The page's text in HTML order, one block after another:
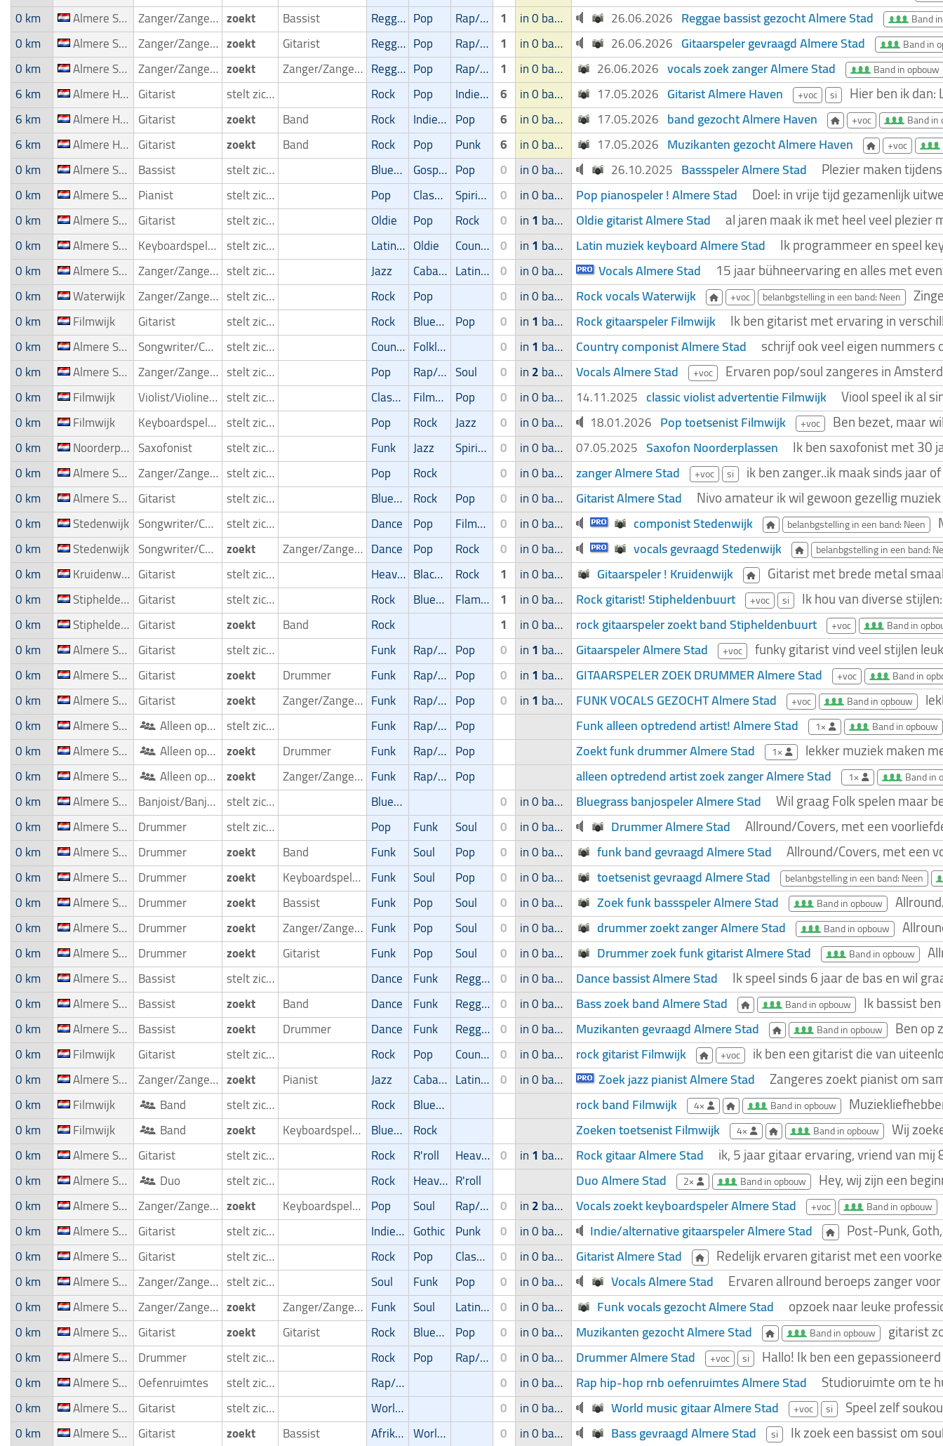
0 km Almere Stad Zanger/Zangeres zoekt Bassist Reggae Pop Rap/Hip-Hop/RnB 1 in 0 band 26.06.2026 Reggae bassist gezocht Almere Stad Band
0 km Almere Stad Zanger/Zangeres zoekt Gitarist Reggae Pop Rap/Hip-Hop/RnB 1 in 0 band 26.06.2026 Gitaarspeler gevraagd Almere Stad Band in
0 km Almere Stad Zanger/Zangeres zoekt Zanger/Zangeres Reggae Pop Rap/Hip-Hop/RnB 1 in 0 band 26.06.2026 vocals zoek zanger Almere Stad Band in opbouw
6 km Almere Haven Gitarist stelt zich voor Rock Pop Indie/Alternative 6 in 0 band 17.05.2026 Gitarist Almere Haven +voc si Hier ben ik
6 km Almere Haven Gitarist zoekt Band Rock Indie/Alternative Pop 6 in 0 band 17.05.2026 band gezocht Almere Haven +voc Band in
6 km Almere Haven Gitarist zoekt Band Rock Pop Punk 6 in 0 band 17.05.2026 Muzikanten gezocht Almere Haven +voc
0 km Almere Stad Bassist stelt zich voor Blues/Swing Gospel Pop 0 in 0 band 26.10.2025 Bassspeler Almere Stad Plezier maken
0 km Almere Stad Pianist stelt zich voor Pop Classic Spirituele muziek 0 in 0 band Pop pianospeler ! Almere Stad Doel: in vrije tijd gezamenlijk
0 km Almere Stad Gitarist stelt zich voor Oldie Pop Rock 0 in1 band Oldie gitarist Almere Stad al jaren maak ik met heel veel plezier
0 km Almere Stad Keyboardspeler/Toetsenist stelt zich voor Latin muziek Oldie Country 0 in1 band Latin muziek keyboard Almere Stad Ik programmeer en speel
0 km Almere Stad Zanger/Zangeres stelt zich voor Jazz Cabaret/Variétés Latin muziek 0 in 0 band Vocals Almere Stad 15 jaar bühneervaring en alles met
0 km Waterwijk Zanger/Zangeres stelt zich voor Rock Pop 0 in 0 band Rock vocals Waterwijk +voc belanbgstelling in een band: Neen
0 km Filmwijk Gitarist stelt zich voor Rock Blues/Swing Pop 0 in1 band Rock gitaarspeler Filmwijk Ik ben gitarist met ervaring in
0 km Almere Stad Songwriter/Componist stelt zich voor Country Folklore/Irish folk 0 in1 band Country componist Almere Stad schrijf ook veel eigen
0 km Almere Stad Zanger/Zangeres stelt zich voor Pop Rap/Hip-Hop/RnB Soul 0 in2bands Vocals Almere Stad +voc Ervaren pop/soul zangeres in
0 km Filmwijk Violist/Violinespeler stelt zich voor Classic Filmmuziek Pop 0 in 0 band 14.11.2025 classic violist advertentie Filmwijk Viool speel ik al
0 km Filmwijk Keyboardspeler/Toetsenist stelt zich voor Pop Rock Jazz 0 in 0 band 18.01.2026 Pop toetsenist Filmwijk +voc Ben bezet, maar
0 km Noorderplassen Saxofonist stelt zich voor Funk Jazz Spirituele muziek 0 in 0 band 07.05.2025 Saxofon Noorderplassen Ik ben saxofonist met 30
0 km Almere Stad Zanger/Zangeres stelt zich voor Pop Rock 0 in 0 band zanger Almere Stad +voc si ik ben zanger..ik maak sinds jaar
0 km Almere Stad Gitarist stelt zich voor Blues/Swing Rock Pop 0 in 0 band Gitarist Almere Stad Nivo amateur ik wil gewoon gezellig
0 km Stedenwijk Songwriter/Componist stelt zich voor Dance Pop Filmmuziek 0 in 0 band componist Stedenwijk belanbgstelling in een band: Neen
0 km Stedenwijk Songwriter/Componist zoekt Zanger/Zangeres Dance Pop Rock 0 in 0 band vocals gevraagd Stedenwijk belanbgstelling in een band:
0 km Kruidenwijk Gitarist stelt zich voor Heavy-metal Blackmetal/Deathmetal Rock 1 in 0 band Gitaarspeler ! Kruidenwijk Gitarist met brede metal
0 km Stipheldenbuurt Gitarist stelt zich voor Rock Blues/Swing Flamenco 1 in 0 band Rock gitarist! Stipheldenbuurt +voc si Ik hou van diverse
0 km Stipheldenbuurt Gitarist zoekt Band Rock 1 in 0 band rock gitaarspeler zoekt band Stipheldenbuurt +voc Band in
0 km Almere Stad Gitarist stelt zich voor Funk Rap/Hip-Hop/RnB Pop 0 in1 band Gitaarspeler Almere Stad +voc funky gitarist vind veel stijlen
0 km Almere Stad Gitarist zoekt Drummer Funk Rap/Hip-Hop/RnB Pop 0 in1 band GITAARSPELER ZOEK DRUMMER Almere Stad +voc Band in
0 km Almere Stad Gitarist zoekt Zanger/Zangeres Funk Rap/Hip-Hop/RnB Pop 0 in1 band FUNK VOCALS GEZOCHT Almere Stad +voc Band in opbouw
0 km Almere Stad Alleen optredend artist stelt zich voor Funk Rap/Hip-Hop/RnB Pop Funk alleen optredend artist! Almere Stad 1× Band in opbouw
0 km Almere Stad Alleen optredend artist zoekt Drummer Funk Rap/Hip-Hop/RnB Pop Zoekt funk drummer Almere Stad 1× lekker muziek maken
0 km Almere Stad Alleen optredend artist zoekt Zanger/Zangeres Funk Rap/Hip-Hop/RnB Pop alleen optredend artist zoek zanger Almere Stad 1× Band in
0 km Almere Stad Banjoist/Banjospeler stelt zich voor Bluegrass 0 in 0 band Bluegrass banjospeler Almere Stad Wil graag Folk spelen maar
0 km Almere Stad Drummer stelt zich voor Pop Funk Soul 0 in 0 band Drummer Almere Stad Allround/Covers, met een
0 km Almere Stad Drummer zoekt Band Funk Soul Pop 0 in 0 band funk band gevraagd Almere Stad Allround/Covers, met een
0 km Almere Stad Drummer zoekt Keyboardspeler/Toetsenist Funk Soul Pop 0 in 0 band toetsenist gevraagd Almere Stad belanbgstelling in een band: Neen
0 km Almere Stad Drummer zoekt Bassist Funk Pop Soul 0 in 0 band Zoek funk bassspeler Almere Stad Band in opbouw
0 km Almere Stad Drummer zoekt Zanger/Zangeres Funk Pop Soul 0 in 0 band drummer zoekt zanger Almere Stad Band in opbouw
0 km Almere Stad Drummer zoekt Gitarist Funk Pop Soul 0 in 0 band Drummer zoek funk gitarist Almere Stad Band in opbouw
0 km Almere Stad Bassist stelt zich voor Dance Funk Reggae 0 in 0 band Dance bassist Almere Stad Ik speel sinds 6 jaar de bas en wil
0 km Almere Stad Bassist zoekt Band Dance Funk Reggae 0 in 0 band Bass zoek band Almere Stad Band in opbouw Ik bassist
0 km Almere Stad Bassist zoekt Drummer Dance Funk Reggae 0 in 0 band Muzikanten gevraagd Almere Stad Band in opbouw Ben op
0 km Filmwijk Gitarist stelt zich voor Rock Pop Country 0 in 0 band rock gitarist Filmwijk +voc ik ben een gitarist die van
0 km Almere Stad Zanger/Zangeres zoekt Pianist Jazz Cabaret/Variétés Latin muziek 0 in 0 band Zoek jazz pianist Almere Stad Zangeres zoekt pianist om
0 km Filmwijk Band stelt zich voor Rock Blues/Swing rock band Filmwijk 4× Band in opbouw
0 km Filmwijk Band zoekt Keyboardspeler/Toetsenist Blues/Swing Rock Zoeken toetsenist Filmwijk 4× Band in opbouw Wij
0 km Almere Stad Gitarist stelt zich voor Rock R'roll Heavy-metal 0 in1 band Rock gitaar Almere Stad ik, 5 jaar gitaar ervaring, vriend van
0 km Almere Stad Duo stelt zich voor Rock Heavy-metal R'roll Duo Almere Stad 2× Band in opbouw Hey, wij zijn een
0 km Almere Stad Zanger/Zangeres zoekt Keyboardspeler/Toetsenist Pop Soul Rap/Hip-Hop/RnB 0 in2bands Vocals zoekt keyboardspeler Almere Stad +voc Band in opbouw
0 km Almere Stad Gitarist stelt zich voor Indie/Alternative Gothic Punk 0 in 0 band Indie/alternative gitaarspeler Almere Stad Post-Punk,
0 km Almere Stad Gitarist stelt zich voor Rock Pop Classic 0 in 0 band Gitarist Almere Stad Redelijk ervaren gitarist met een
0 km Almere Stad Zanger/Zangeres stelt zich voor Soul Funk Pop 0 in 0 band Vocals Almere Stad Ervaren allround beroeps zanger
0 km Almere Stad Zanger/Zangeres zoekt Zanger/Zangeres Funk Soul Latin muziek 0 in 0 band Funk vocals gezocht Almere Stad opzoek naar leuke
0 km Almere Stad Gitarist zoekt Gitarist Rock Blues/Swing Pop 0 in 0 band Muzikanten gezocht Almere Stad Band in opbouw gitarist
0 km Almere Stad Drummer stelt zich voor Rock Pop Rap/Hip-Hop/RnB 0 in 0 band Drummer Almere Stad +voc si Hallo! Ik ben een
0 km Almere Stad Oefenruimtes stelt zich voor Rap/Hip-Hop/RnB 0 in 0 band Rap hip-hop rnb oefenruimtes Almere Stad Studioruimte om te
0 km Almere Stad Gitarist stelt zich voor World music 0 in 0 band World music gitaar Almere Stad +voc si Speel zelf
0 km Almere Stad Gitarist zoekt Bassist Afrikaans World music 0 in 0 band Bass gevraagd Almere Stad si Ik zoek een bassist om